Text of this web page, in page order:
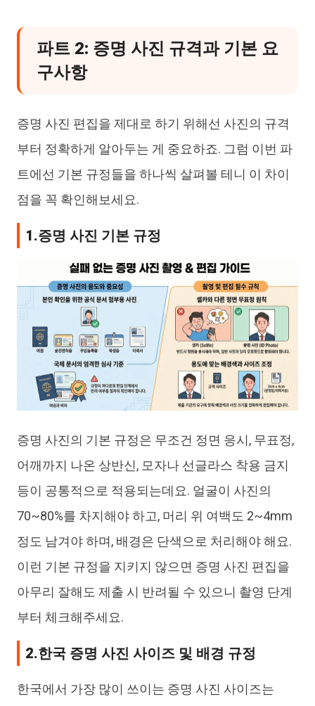
파트 2: 증명 사진 규격과 기본 요
구사항
증명 사진 편집을 제대로 하기 위해선 사진의 규격
부터 정확하게 알아두는 게 중요하죠. 그럼 이번 파
트에선 기본 규정들을 하나씩 살펴볼 테니 이 차이
점을 꼭 확인해보세요.
1.증명 사진 기본 규정
증명 사진의 기본 규정은 무조건 정면 응시, 무표정,
어깨까지 나온 상반신, 모자나 선글라스 착용 금지
등이 공통적으로 적용되는데요. 얼굴이 사진의
70~80%를 차지해야 하고, 머리 위 여백도 2~4mm
정도 남겨야 하며, 배경은 단색으로 처리해야 해요.
이런 기본 규정을 지키지 않으면 증명 사진 편집을
아무리 잘해도 제출 시 반려될 수 있으니 촬영 단계
부터 체크해주세요.
2.한국 증명 사진 사이즈 및 배경 규정
한국에서 가장 많이 쓰이는 증명 사진 사이즈는